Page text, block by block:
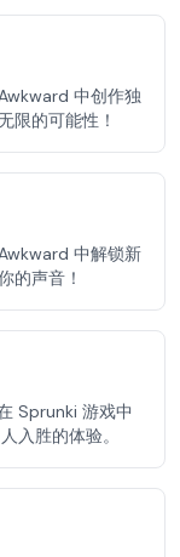
中创作独
限的可能性！
中解锁新
的声音！
Sprunki 游戏中
入胜的体验。